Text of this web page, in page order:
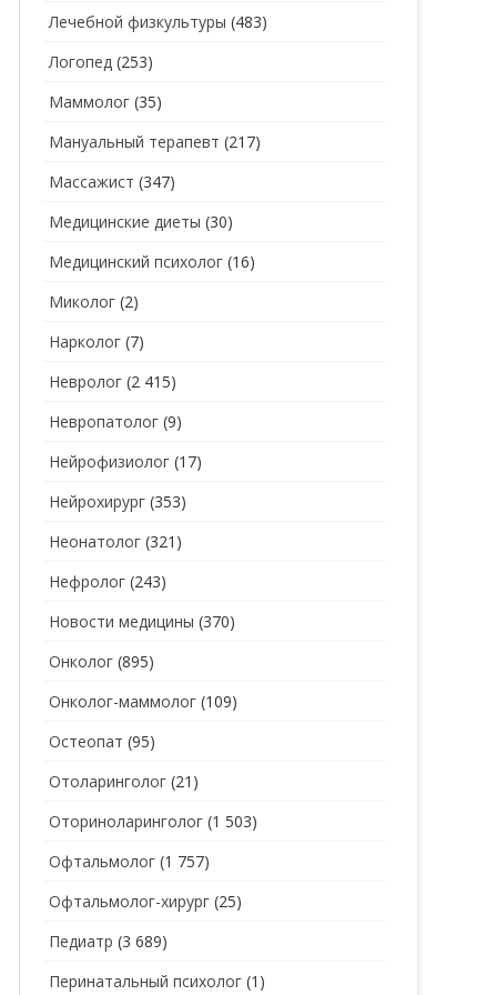
Лечебной физкультуры (483)
Логопед (253)
Маммолог (35)
Мануальный терапевт (217)
Массажист (347)
Медицинские диеты (30)
Медицинский психолог (16)
Миколог (2)
Нарколог (7)
Невролог (2 415)
Невропатолог (9)
Нейрофизиолог (17)
Нейрохирург (353)
Неонатолог (321)
Нефролог (243)
Новости медицины (370)
Онколог (895)
Онколог-маммолог (109)
Остеопат (95)
Отоларинголог (21)
Оториноларинголог (1 503)
Офтальмолог (1 757)
Офтальмолог-хирург (25)
Педиатр (3 689)
Перинатальный психолог (1)